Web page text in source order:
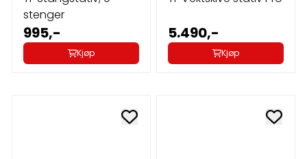
stenger
995,-
Kjøp
5.490,-
Kjøp